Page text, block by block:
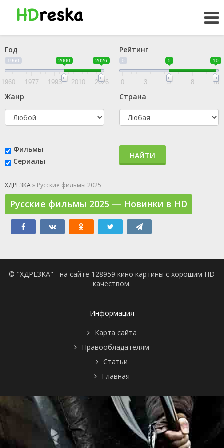
Год
1960 2000 2026
1960 1977 1993 2010 2026
Рейтинг
0 5 10
0 3 5 8 10
Жанр Страна
Фильмы
Сериалы
НАЙТИ
ХДРЕЗКА» Русские фильмы 2025
Русские фильмы 2025 — Новинки в HD
© "ХДРЕЗКА" - на сайте 128959 кино картины с хорошим HD
качеством.
Информация
Карта сайта
Правообладателям
Статьи
Главная